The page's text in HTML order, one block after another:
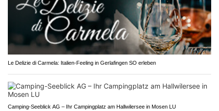
Le Delizie di Carmela: Italien-Feeling in Gerlafingen SO erleben
Camping-Seeblick AG – Ihr Campingplatz am Hallwilersee in Mosen LU